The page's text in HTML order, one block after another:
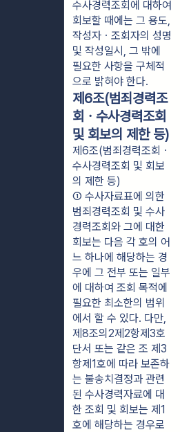
수사경력조회에 대하여
회보할 때에는 그 용도,
작성자ㆍ조회자의 성명
및 작성일시, 그 밖에
필요한 사항을 구체적
으로 밝혀야 한다.
제6조(범죄경력조
회ㆍ수사경력조회
및 회보의 제한 등)
제6조(범죄경력조회ㆍ
수사경력조회 및 회보
의 제한 등)
① 수사자료표에 의한
범죄경력조회 및 수사
경력조회와 그에 대한
회보는 다음 각 호의 어
느 하나에 해당하는 경
우에 그 전부 또는 일부
에 대하여 조회 목적에
필요한 최소한의 범위
에서 할 수 있다. 다만,
제8조의2제2항제3호
단서 또는 같은 조 제3
항제1호에 따라 보존하
는 불송치결정과 관련
된 수사경력자료에 대
한 조회 및 회보는 제1
호에 해당하는 경우로